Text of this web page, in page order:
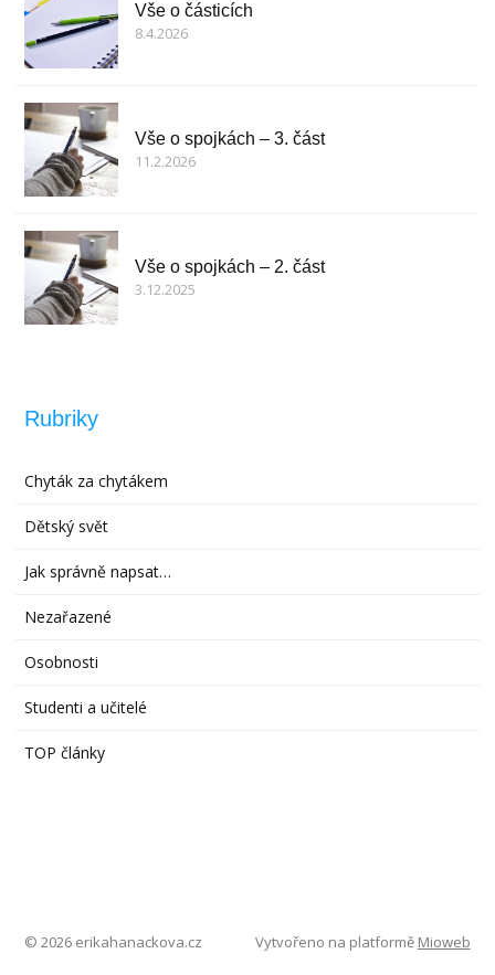
Vše o částicích
8.4.2026
Vše o spojkách – 3. část
11.2.2026
Vše o spojkách – 2. část
3.12.2025
Rubriky
Chyták za chytákem
Dětský svět
Jak správně napsat…
Nezařazené
Osobnosti
Studenti a učitelé
TOP články
© 2026 erikahanackova.cz Vytvořeno na platformě Mioweb